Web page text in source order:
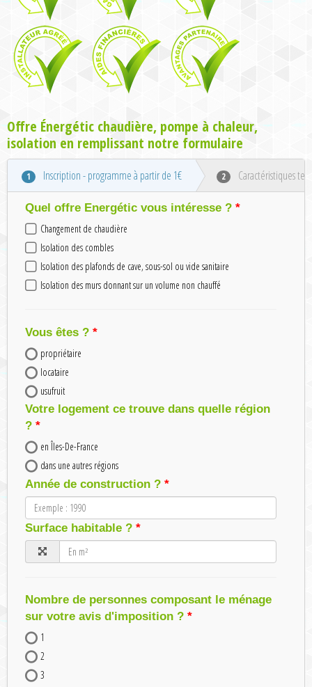
Offre Énergétic chaudière, pompe à chaleur,
isolation en remplissant notre formulaire
1 Inscription - programme à partir de 1€ 2 Caractéristiques
Quel offre Energétic vous intéresse ?
Changement de chaudière
Isolation des combles
Isolation des plafonds de cave, sous-sol ou vide sanitaire
Isolation des murs donnant sur un volume non chauffé
Vous êtes ?
propriétaire
locataire
usufruit
Votre logement ce trouve dans quelle région
?
en Îles-De-France
dans une autres régions
Année de construction ?
Surface habitable ?
Nombre de personnes composant le ménage
sur votre avis d'imposition ?
1
2
3